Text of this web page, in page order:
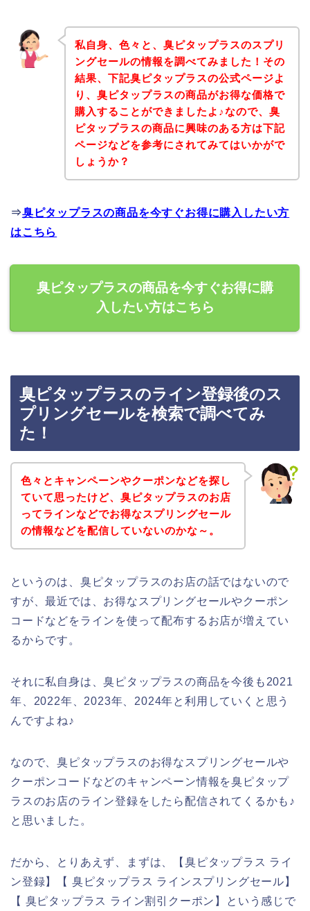
私自身、色々と、臭ピタップラスのスプリ
ングセールの情報を調べてみました！その
結果、下記臭ピタップラスの公式ページよ
り、臭ピタップラスの商品がお得な価格で
購入することができましたよ♪なので、臭
ピタップラスの商品に興味のある方は下記
ページなどを参考にされてみてはいかがで
しょうか？
⇒臭ピタップラスの商品を今すぐお得に購入したい方
はこちら
臭ピタップラスの商品を今すぐお得に購
入したい方はこちら
臭ピタップラスのライン登録後のス
プリングセールを検索で調べてみ
た！
色々とキャンペーンやクーポンなどを探し
ていて思ったけど、臭ピタップラスのお店
ってラインなどでお得なスプリングセール
の情報などを配信していないのかな～。
というのは、臭ピタップラスのお店の話ではないので
すが、最近では、お得なスプリングセールやクーポン
コードなどをラインを使って配布するお店が増えてい
るからです。
それに私自身は、臭ピタップラスの商品を今後も2021
年、2022年、2023年、2024年と利用していくと思う
んですよね♪
なので、臭ピタップラスのお得なスプリングセールや
クーポンコードなどのキャンペーン情報を臭ピタップ
ラスのお店のライン登録をしたら配信されてくるかも♪
と思いました。
だから、とりあえず、まずは、【臭ピタップラス ライ
ン登録】【 臭ピタップラス ラインスプリングセール】
【 臭ピタップラス ライン割引クーポン】という感じで